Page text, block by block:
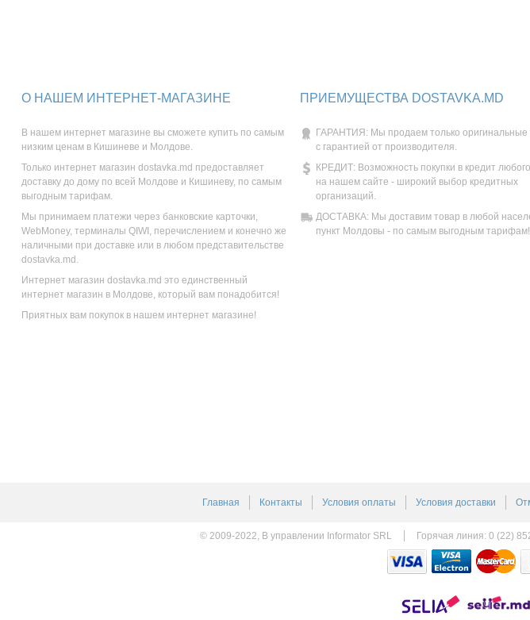
О НАШЕМ ИНТЕРНЕТ-МАГАЗИНЕ
В нашем интернет магазине вы сможете купить по самым
низким ценам в Кишиневе и Молдове.
Только интернет магазин dostavka.md предоставляет
доставку до дому по всей Молдове и Кишиневу, по самым
выгодным тарифам.
Мы принимаем платежи через банковские карточки,
WebMoney, терминалы QIWI, перечислением и конечно же
наличными при доставке или в любом представительстве
dostavka.md.
Интернет магазин dostavka.md это единственный
интернет магазин в Молдове, который вам понадобится!
Приятных вам покупок в нашем интернет магазине!
ПРИЕМУЩЕСТВА DOSTAVKA.MD
ГАРАНТИЯ: Мы продаем только оригинальные
с гарантией от производителя.
КРЕДИТ: Возможность покупки в кредит
на нашем сайте - широкий выбор кредитных
организаций.
ДОСТАВКА: Мы доставим товар в любой
пункт Молдовы - по самым выгодным тарифам!
Главная Контакты Условия оплаты Условия доставки
© 2009-2022, В управлении Informator SRL Горячая линия: 0 (22)